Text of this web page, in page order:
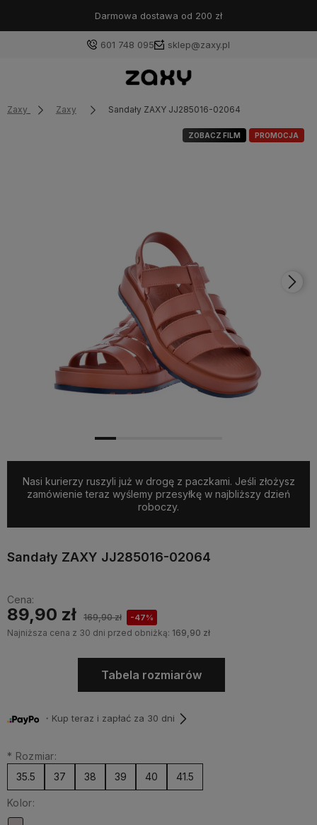
Darmowa dostawa od 200 zł
601 748 095 sklep@zaxy.pl
Zaxy Zaxy Sandały ZAXY JJ285016-02064
PROMOCJA
ZOBACZ FILM
Nasi kurierzy ruszyli już w drogę z paczkami. Jeśli złożysz
zamówienie teraz wyślemy przesyłkę w najbliższy dzień
roboczy.
Sandały ZAXY JJ285016-02064
Cena:
89,90 zł 169,90 zł -47%
Najniższa cena z 30 dni przed obniżką: 169,90 zł
Tabela rozmiarów
・Kup teraz i zapłać za 30 dni
* Rozmiar:
35.5
37 38 39 40 41.5
Kolor: